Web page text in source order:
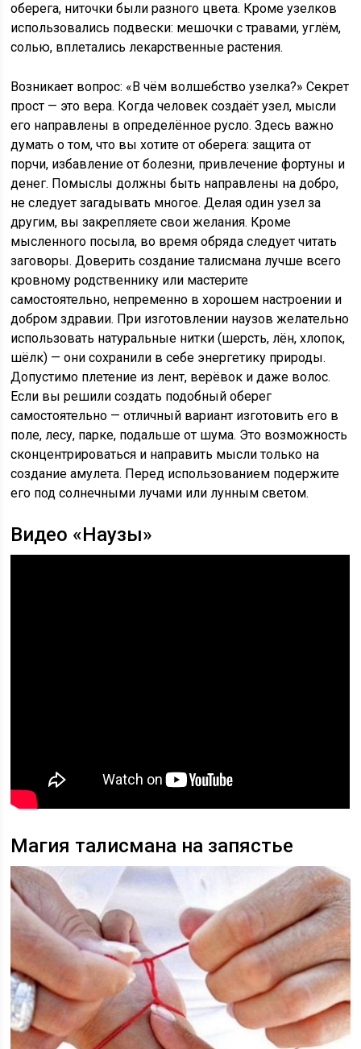
оберега, ниточки были разного цвета. Кроме узелков
использовались подвески: мешочки с травами, углём,
солью, вплетались лекарственные растения.
Возникает вопрос: «В чём волшебство узелка?» Секрет
прост — это вера. Когда человек создаёт узел, мысли
его направлены в определённое русло. Здесь важно
думать о том, что вы хотите от оберега: защита от
порчи, избавление от болезни, привлечение фортуны и
денег. Помыслы должны быть направлены на добро,
не следует загадывать многое. Делая один узел за
другим, вы закрепляете свои желания. Кроме
мысленного посыла, во время обряда следует читать
заговоры. Доверить создание талисмана лучше всего
кровному родственнику или мастерите
самостоятельно, непременно в хорошем настроении и
добром здравии. При изготовлении наузов желательно
использовать натуральные нитки (шерсть, лён, хлопок,
шёлк) — они сохранили в себе энергетику природы.
Допустимо плетение из лент, верёвок и даже волос.
Если вы решили создать подобный оберег
самостоятельно — отличный вариант изготовить его в
поле, лесу, парке, подальше от шума. Это возможность
сконцентрироваться и направить мысли только на
создание амулета. Перед использованием подержите
его под солнечными лучами или лунным светом.
Видео «Наузы»
Магия талисмана на запястье